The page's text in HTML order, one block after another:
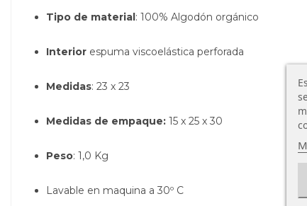
Tipo de material: 100% Algodón orgánico
Interior espuma viscoelástica perforada
Medidas: 23 x 23
Medidas de empaque: 15 x 25 x 30
Peso: 1,0 Kg
Lavable en maquina a 30º C